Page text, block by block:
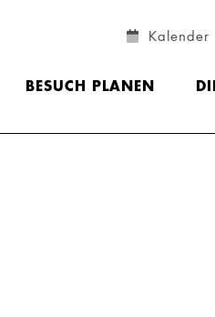
Kalender
BESUCH PLANEN